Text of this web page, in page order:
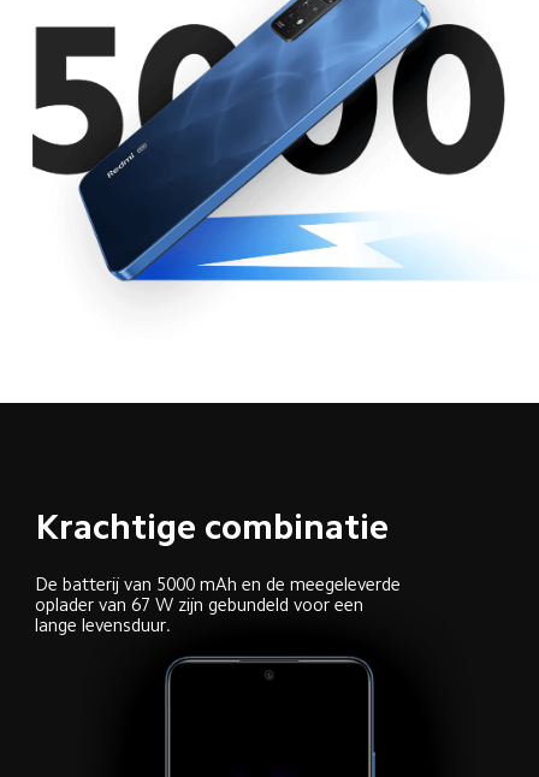
Krachtige combinatie
De batterij van 5000 mAh en de meegeleverde
oplader van 67 W zijn gebundeld voor een
lange levensduur.